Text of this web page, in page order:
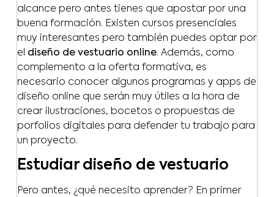
alcance pero antes tienes que apostar por una
buena formación. Existen cursos presenciales
muy interesantes pero también puedes optar por
el diseño de vestuario online. Además, como
complemento a la oferta formativa, es
necesario conocer algunos programas y apps de
diseño online que serán muy útiles a la hora de
crear ilustraciones, bocetos o propuestas de
porfolios digitales para defender tu trabajo para
un proyecto.
Estudiar diseño de vestuario
Pero antes, ¿qué necesito aprender? En primer